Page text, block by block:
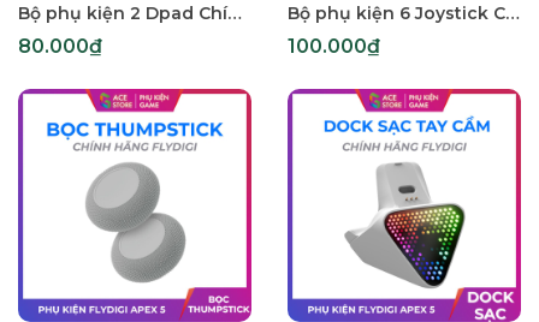
Bộ phụ kiện 2 Dpad Chính Hãng Flydigi
80.000₫
Bộ phụ kiện 6 Joystick Chính Hãng Flydigi
100.000₫